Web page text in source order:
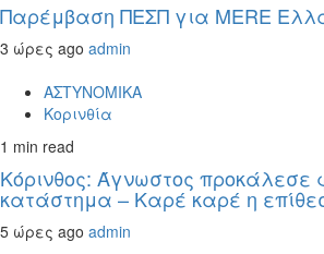
Παρέμβαση ΠΕΣΠ για MERE
3 ώρες ago admin
ΑΣΤΥΝΟΜΙΚΑ
Κορινθία
1 min read
Κόρινθος: Άγνωστος προκάλεσε
κατάστημα – Καρέ καρέ η
5 ώρες ago admin